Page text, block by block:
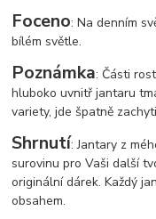
Foceno: Na denním
bílém světle.
Poznámka: Části
hluboko uvnitř jantaru
variety, jde špatně
Shrnutí: Jantary z
surovinu pro Vaši další
originální dárek. Každý
obsahem.